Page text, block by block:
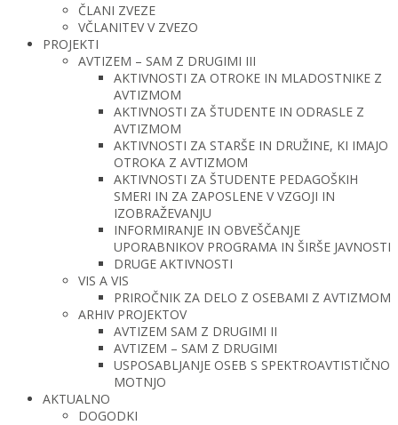
ČLANI ZVEZE
VČLANITEV V ZVEZO
PROJEKTI
AVTIZEM – SAM Z DRUGIMI III
AKTIVNOSTI ZA OTROKE IN MLADOSTNIKE Z
AVTIZMOM
AKTIVNOSTI ZA ŠTUDENTE IN ODRASLE Z
AVTIZMOM
AKTIVNOSTI ZA STARŠE IN DRUŽINE, KI IMAJO
OTROKA Z AVTIZMOM
AKTIVNOSTI ZA ŠTUDENTE PEDAGOŠKIH
SMERI IN ZA ZAPOSLENE V VZGOJI IN
IZOBRAŽEVANJU
INFORMIRANJE IN OBVEŠČANJE
UPORABNIKOV PROGRAMA IN ŠIRŠE JAVNOSTI
DRUGE AKTIVNOSTI
VIS A VIS
PRIROČNIK ZA DELO Z OSEBAMI Z AVTIZMOM
ARHIV PROJEKTOV
AVTIZEM SAM Z DRUGIMI II
AVTIZEM – SAM Z DRUGIMI
USPOSABLJANJE OSEB S SPEKTROAVTISTIČNO
MOTNJO
AKTUALNO
DOGODKI